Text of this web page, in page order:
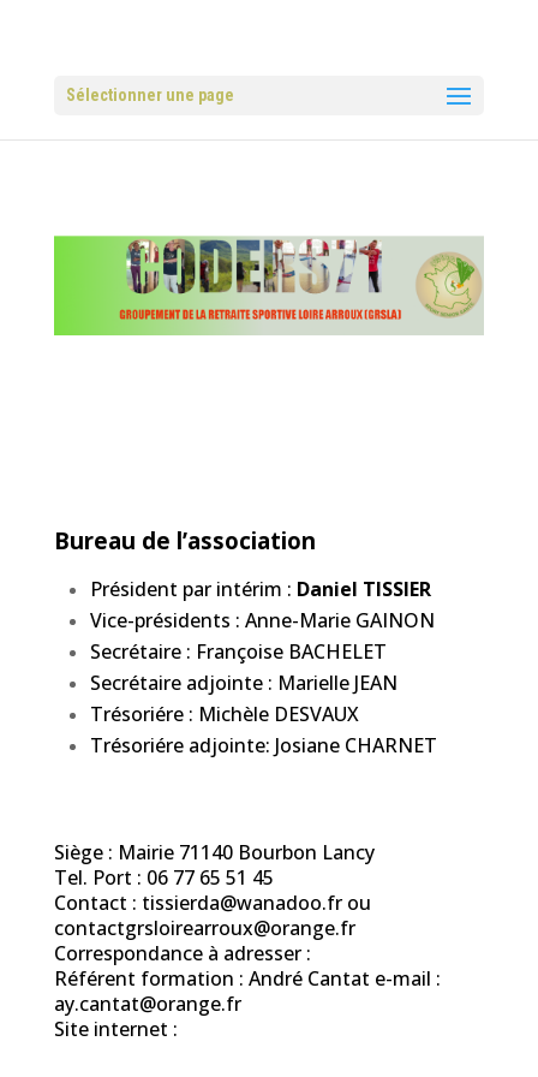
Sélectionner une page
Bureau de l’association
Président par intérim : Daniel TISSIER
Vice-présidents : Anne-Marie GAINON
Secrétaire : Françoise BACHELET
Secrétaire adjointe : Marielle JEAN
Trésoriére : Michèle DESVAUX
Trésoriére adjointe: Josiane CHARNET
Siège : Mairie 71140 Bourbon Lancy
Tel. Port : 06 77 65 51 45
Contact : tissierda@wanadoo.fr ou
contactgrsloirearroux@orange.fr
Correspondance à adresser :
Référent formation : André Cantat e-mail :
ay.cantat@orange.fr
Site internet :